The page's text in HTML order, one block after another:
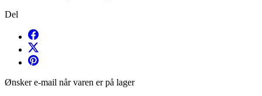
Del
Ønsker e-mail når varen er på lager